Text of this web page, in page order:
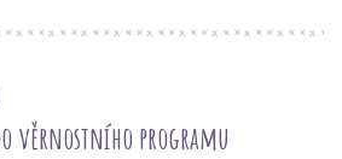
věrnostního programu